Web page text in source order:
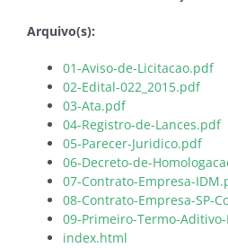
Arquivo(s):
01-Aviso-de-Licitacao.pdf
02-Edital-022_2015.pdf
03-Ata.pdf
04-Registro-de-Lances.pdf
05-Parecer-Juridico.pdf
06-Decreto-de-
07-Contrato-Empresa-
08-Contrato-Empresa-SP-
09-Primeiro-Termo-
index.html